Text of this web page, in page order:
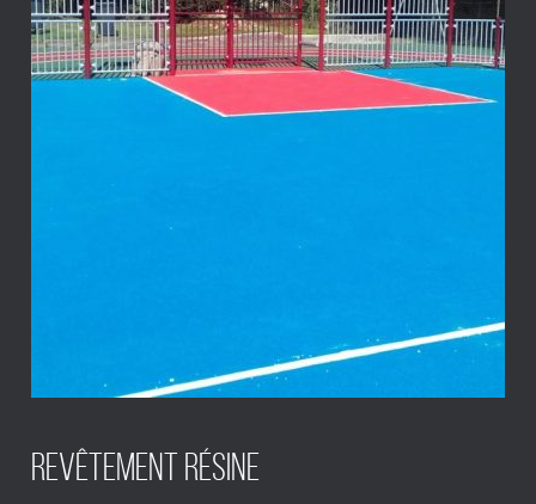
Revêtement résine